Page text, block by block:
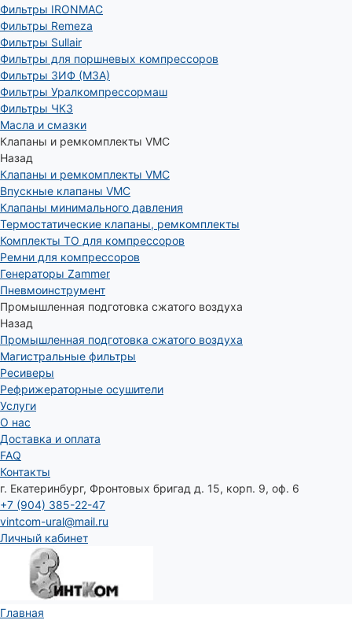
Фильтры IRONMAC
Фильтры Remeza
Фильтры Sullair
Фильтры для поршневых компрессоров
Фильтры ЗИФ (МЗА)
Фильтры Уралкомпрессормаш
Фильтры ЧКЗ
Масла и смазки
Клапаны и ремкомплекты VMC
Назад
Клапаны и ремкомплекты VMC
Впускные клапаны VMC
Клапаны минимального давления
Термостатические клапаны, ремкомплекты
Комплекты ТО для компрессоров
Ремни для компрессоров
Генераторы Zammer
Пневмоинструмент
Промышленная подготовка сжатого воздуха
Назад
Промышленная подготовка сжатого воздуха
Магистральные фильтры
Ресиверы
Рефрижераторные осушители
Услуги
О нас
Доставка и оплата
FAQ
Контакты
г. Екатеринбург, Фронтовых бригад д. 15, корп. 9, оф. 6
+7 (904) 385-22-47
vintcom-ural@mail.ru
Личный кабинет
Главная